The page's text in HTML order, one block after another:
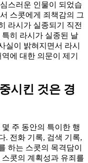
스러운 인물이 되었습
스콧에게 죄책감의 그
라시가 실종되기 직전
히 라시가 실종된 날
실이 밝혀지면서 라시
에 대한 의문이 제기
시킨 것은 경
주 동안의 특이한 행
. 전화 기록, 검색 기록,
하는 스콧의 목격담이
콧의 계획성과 유죄를